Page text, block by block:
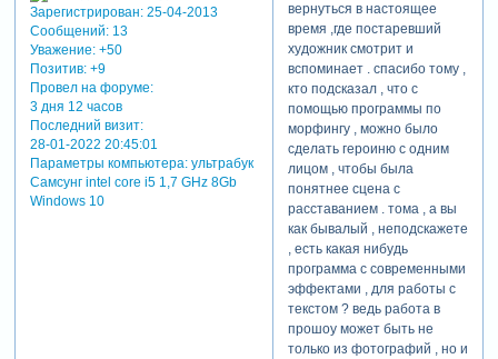
это касается не только
визуального построения, но
и техники. с интересом
посмотрела вашу работу.
все гармонично: темп,
музыкальное
сопровождение, детальный
показ самой картины,
красивый романс. а
современные фото вы
вставили намеренно? ведь
вначале шли фото в ретро
стиле. спасибо за показ.
Зарегистрирован: 25-04-2013
Сообщений:13
Уважение: +50
Позитив: +9
Провел на форуме:
3 дня 12 часов
Последний визит:
28-01-2022 20:45:01
Параметры компьютера:ультрабук
Самсунг intel core i5 1,7 GHz 8Gb
Windows 10
вернуться в настоящее
время ,где постаревший
художник смотрит и
вспоминает . спасибо тому ,
кто подсказал , что с
помощью программы по
морфингу , можно было
сделать героиню с одним
лицом , чтобы была
понятнее сцена с
расставанием . тома , а вы
как бывалый , неподскажете
, есть какая нибудь
программа с современными
эффектами , для работы с
текстом ? ведь работа в
прошоу может быть не
только из фотографий , но и